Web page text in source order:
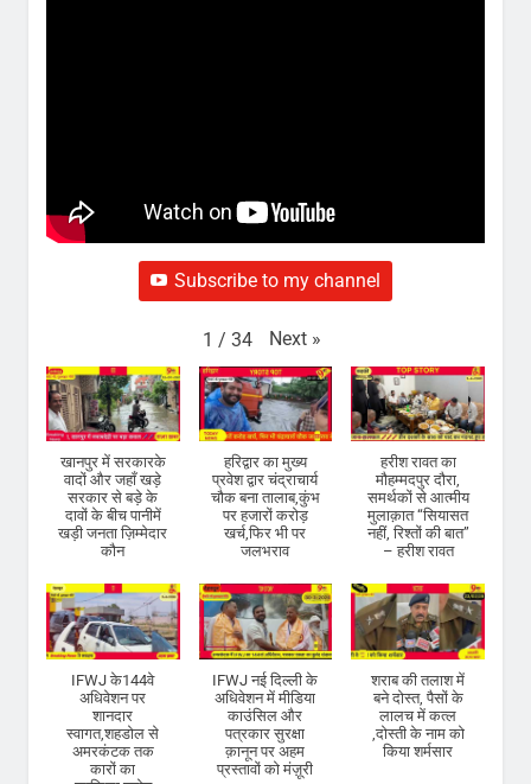
Subscribe to my channel
1 / 34 Next »
खानपुर में सरकारके
वादों और जहाँ खड़े
सरकार से बड़े के
दावों के बीच पानीमें
खड़ी जनता ज़िम्मेदार
कौन
हरिद्वार का मुख्य
प्रवेश द्वार चंद्राचार्य
चौक बना तालाब,कुंभ
पर हजारों करोड़
खर्च,फिर भी पर
जलभराव
हरीश रावत का
मौहम्मदपुर दौरा,
समर्थकों से आत्मीय
मुलाक़ात “सियासत
नहीं, रिश्तों की बात”
– हरीश रावत
IFWJ के144वे
अधिवेशन पर
शानदार
स्वागत,शहडोल से
अमरकंटक तक
कारों का
IFWJ नई दिल्ली के
अधिवेशन में मीडिया
काउंसिल और
पत्रकार सुरक्षा
क़ानून पर अहम
प्रस्तावों को मंज़ूरी
शराब की तलाश में
बने दोस्त, पैसों के
लालच में कत्ल
,दोस्ती के नाम को
किया शर्मसार